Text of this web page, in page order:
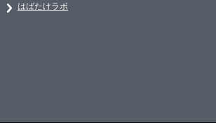
はばたけラボ